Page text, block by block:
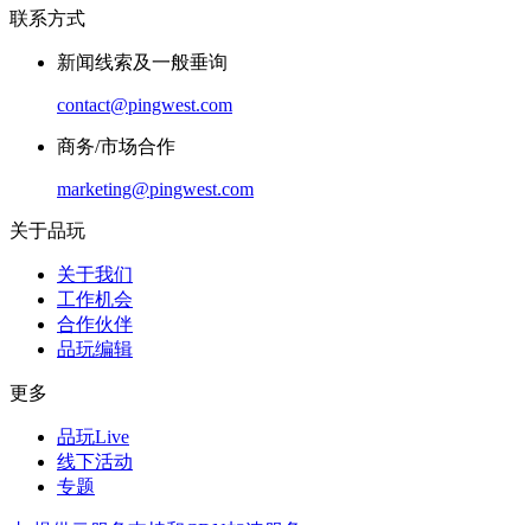
联系方式
新闻线索及一般垂询
contact@pingwest.com
商务/市场合作
marketing@pingwest.com
关于品玩
关于我们
工作机会
合作伙伴
品玩编辑
更多
品玩Live
线下活动
专题